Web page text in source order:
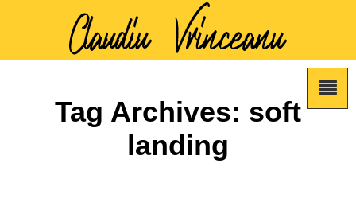
Tag Archives: soft
landing